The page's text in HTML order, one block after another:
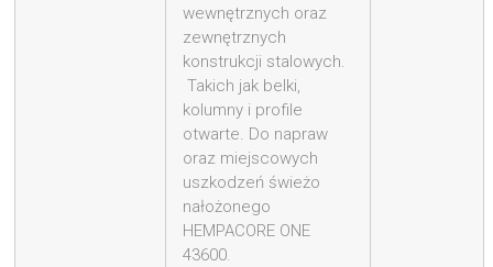
wewnętrznych oraz
zewnętrznych
konstrukcji stalowych.
Takich jak belki,
kolumny i profile
otwarte. Do napraw
oraz miejscowych
uszkodzeń świeżo
nałożonego
HEMPACORE ONE
43600.